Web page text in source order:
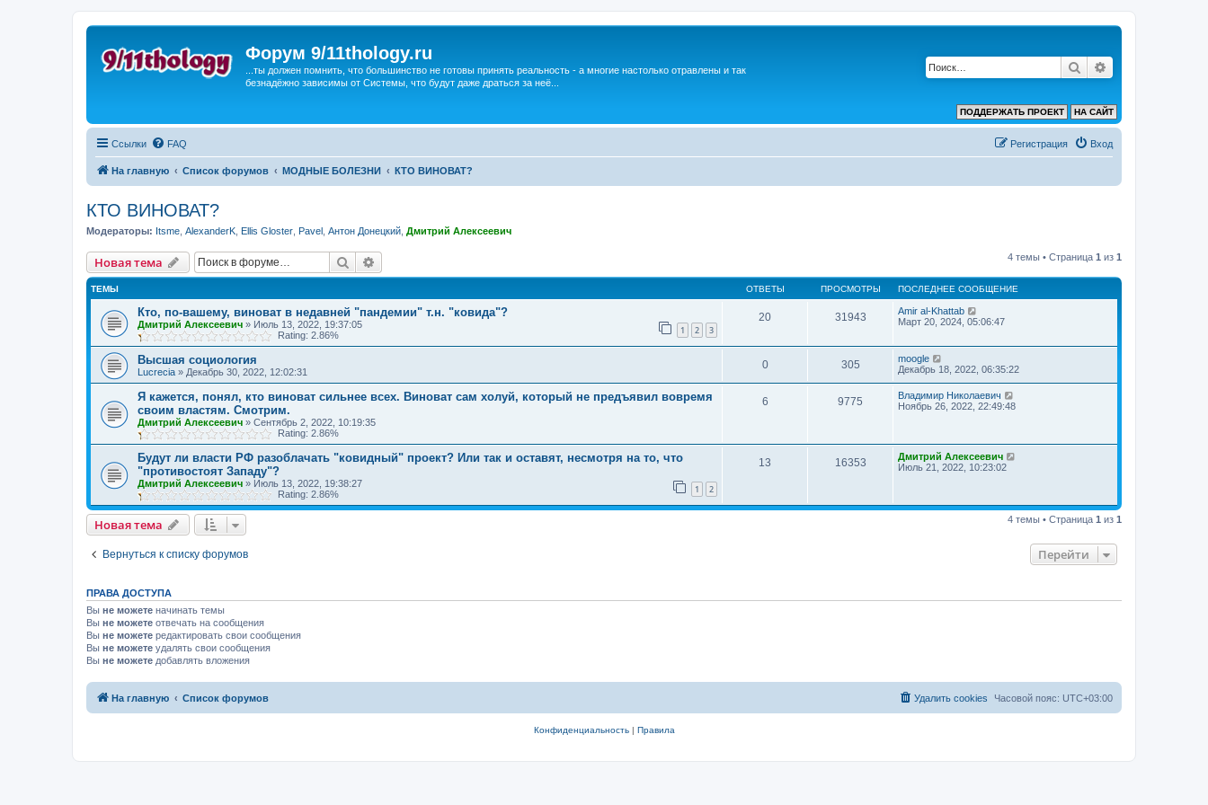
Форум 9/11thology.ru
...ты должен помнить, что большинство не готовы принять реальность - а многие настолько отравлены и так
безнадёжно зависимы от Системы, что будут даже драться за неё...
Поиск
НА САЙТ
ПОДДЕРЖАТЬ ПРОЕКТ
Ссылки FAQ Вход
Регистрация
На главную Список форумов МОДНЫЕ БОЛЕЗНИ КТО ВИНОВАТ?
КТО ВИНОВАТ?
Модераторы: Itsme AlexanderK Ellis Gloster Pavel Антон Донецкий Дмитрий Алексеевич
Новая тема Поиск 4 темы • Страница 1 из 1
ТЕМЫ ОТВЕТЫ ПРОСМОТРЫ ПОСЛЕДНЕЕ СООБЩЕНИЕ
Кто, по-вашему, виноват в недавней "пандемии" т.н. "ковида"?
Дмитрий Алексеевич » Июль 13, 2022, 19:37:05 1 2 3
Rating: 2.86%
20 31943
Amir al-Khattab
Март 20, 2024, 05:06:47
Высшая социология
Lucrecia » Декабрь 30, 2022, 12:02:31
0 305
moogle
Декабрь 18, 2022, 06:35:22
Я кажется, понял, кто виноват сильнее всех. Виноват сам холуй, который не предъявил вовремя
своим властям. Смотрим.
Дмитрий Алексеевич » Сентябрь 2, 2022, 10:19:35
Rating: 2.86%
6 9775
Владимир Николаевич
Ноябрь 26, 2022, 22:49:48
Будут ли власти РФ разоблачать "ковидный" проект? Или так и оставят, несмотря на то, что
"противостоят Западу"?
Дмитрий Алексеевич » Июль 13, 2022, 19:38:27 1 2
Rating: 2.86%
13 16353
Дмитрий Алексеевич
Июль 21, 2022, 10:23:02
Новая тема 4 темы • Страница 1 из 1
Вернуться к списку форумов Перейти
ПРАВА ДОСТУПА
Вы не можете начинать темы
Вы не можете отвечать на сообщения
Вы не можете редактировать свои сообщения
Вы не можете удалять свои сообщения
Вы не можете добавлять вложения
На главную Список форумов Часовой пояс: UTC+03:00
Удалить cookies
Конфиденциальность| Правила